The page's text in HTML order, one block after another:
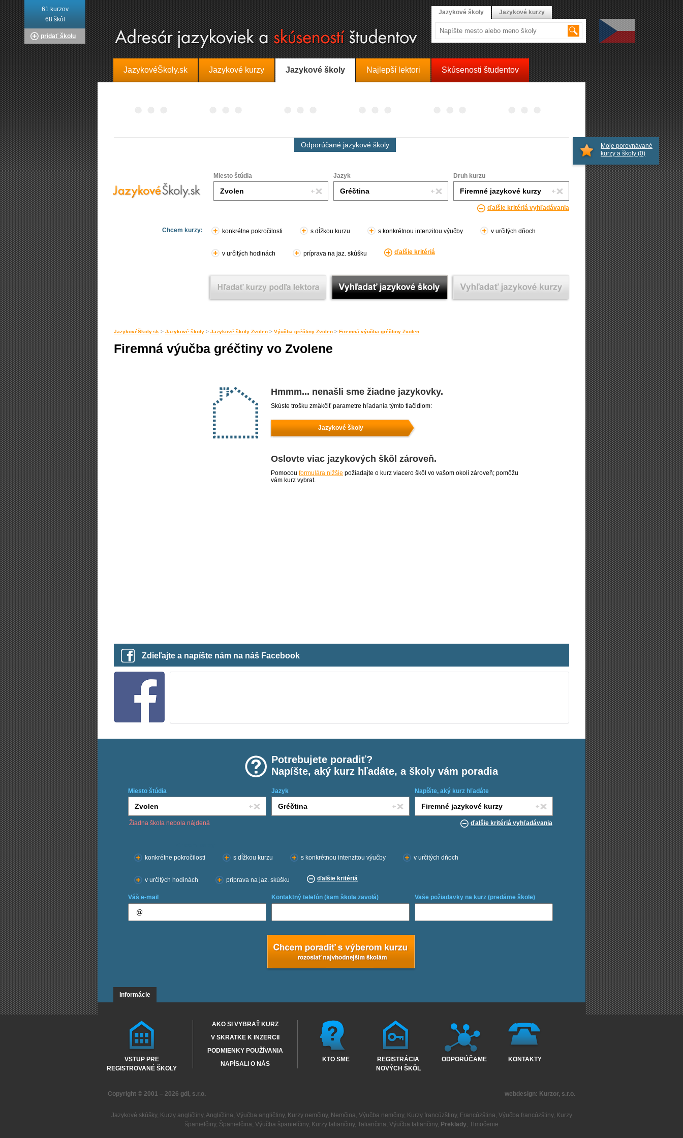
JazykovéŠkoly.sk Jazykové kurzy Jazykové školy Najlepší lektori Skúsenosti študentov
Odporúčané jazykové školy
Miesto štúdia Jazyk Druh kurzu
ďalšie kritériá vyhľadávania
Chcem kurzy: konkrétne pokročilosti s dĺžkou kurzu s konkrétnou intenzitou výučby v určitých dňoch
v určitých hodinách príprava na jaz. skúšku ďalšie kritériá
JazykovéŠkoly.sk > Jazykové školy > Jazykové školy Zvolen > Výučba gréčtiny Zvolen > Firemná výučba gréčtiny Zvolen
Firemná výučba gréčtiny vo Zvolene
Hmmm... nenašli sme žiadne jazykovky.
Skúste trošku zmäkčiť parametre hľadania týmto tlačidlom:
Jazykové školy
Oslovte viac jazykových škôl zároveň.
Pomocou formulára nižšie požiadajte o kurz viacero škôl vo vašom okolí zároveň; pomôžu
vám kurz vybrat.
Zdieľajte a napíšte nám na náš Facebook
Potrebujete poradiť?
Napíšte, aký kurz hľadáte, a školy vám poradia
Miesto štúdia Jazyk Napíšte, aký kurz hľadáte
Žiadna škola nebola nájdená ďalšie kritériá vyhľadávania
konkrétne pokročilosti
s dĺžkou kurzu s konkrétnou intenzitou výučby v určitých dňoch
v určitých hodinách príprava na jaz. skúšku ďalšie kritériá
Váš e-mail Kontaktný telefón (kam škola zavolá) Vaše požiadavky na kurz (predáme škole)
Moje porovnávané
kurzy a školy (0)
61 kurzov
68 škôl
pridať školu
Jazykové školy Jazykové kurzy
Informácie
VSTUP PRE
REGISTROVANÉ ŠKOLY
AKO SI VYBRAŤ KURZ
V SKRATKE K INZERCII
PODMIENKY POUŽÍVANIA
NAPÍSALI O NÁS
KTO SME
REGISTRÁCIA
NOVÝCH ŠKÔL
ODPORÚČAME KONTAKTY
Copyright © 2001 – 2026 gdi, s.r.o. webdesign: Kurzor, s.r.o.
Jazykové skúšky, Kurzy angličtiny, Angličtina, Výučba angličtiny, Kurzy nemčiny, Nemčina, Výučba nemčiny, Kurzy francúzštiny, Francúzština, Výučba francúzštiny, Kurzy
španielčiny, Španielčina, Výučba španielčiny, Kurzy taliančiny, Taliančina, Výučba taliančiny, Preklady, Tlmočenie